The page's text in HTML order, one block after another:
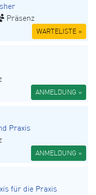
Präsenz
WARTELISTE »
ANMELDUNG »
Praxis
ANMELDUNG »
für die Praxis